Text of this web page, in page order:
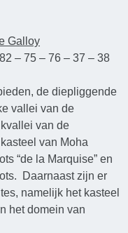
Galloy
– 75 – 76 – 37 – 38
de diepliggende
vallei van de
van de
van Moha
“de la Marquise” en
Daarnaast zijn er
namelijk het kasteel
het domein van